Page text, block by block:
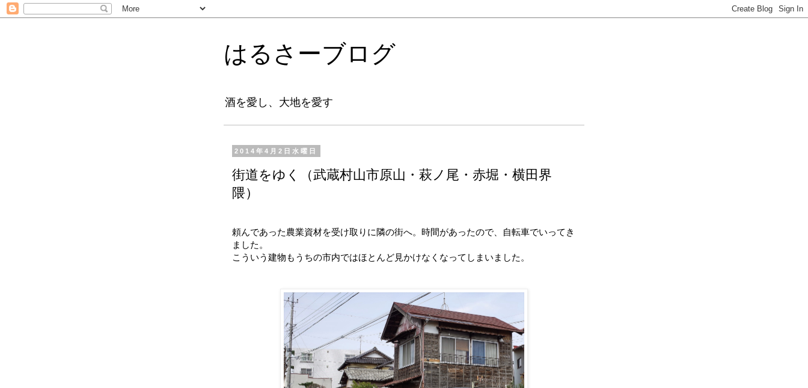
はるさーブログ
酒を愛し、大地を愛す
2014年4月2日水曜日
街道をゆく（武蔵村山市原山・萩ノ尾・赤堀・横田界
隈）
頼んであった農業資材を受け取りに隣の街へ。時間があったので、自転車でいってき
ました。
こういう建物もうちの市内ではほとんど見かけなくなってしまいました。